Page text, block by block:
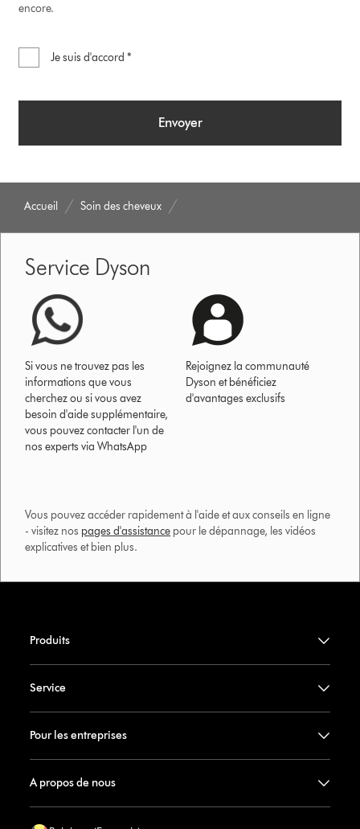
encore.
Je suis d'accord *
Envoyer
Accueil Soin des cheveux
Service Dyson
Si vous ne trouvez pas les
informations que vous
cherchez ou si vous avez
besoin d'aide supplémentaire,
vous pouvez contacter l'un de
nos experts via WhatsApp
Rejoignez la communauté
Dyson et bénéficiez
d'avantages exclusifs
Vous pouvez accéder rapidement à l'aide et aux conseils en ligne
- visitez nos pages d'assistance pour le dépannage, les vidéos
explicatives et bien plus.​
Produits
Service
Pour les entreprises
A propos de nous